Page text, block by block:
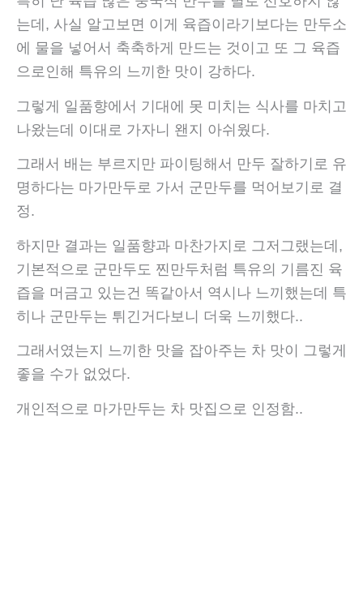
는데, 사실 알고보면 이게 육즙이라기보다는 만두소
에 물을 넣어서 축축하게 만드는 것이고 또 그 육즙
으로인해 특유의 느끼한 맛이 강하다.
그렇게 일품향에서 기대에 못 미치는 식사를 마치고
나왔는데 이대로 가자니 왠지 아쉬웠다.
그래서 배는 부르지만 파이팅해서 만두 잘하기로 유
명하다는 마가만두로 가서 군만두를 먹어보기로 결
정.
하지만 결과는 일품향과 마찬가지로 그저그랬는데,
기본적으로 군만두도 찐만두처럼 특유의 기름진 육
즙을 머금고 있는건 똑같아서 역시나 느끼했는데 특
히나 군만두는 튀긴거다보니 더욱 느끼했다..
그래서였는지 느끼한 맛을 잡아주는 차 맛이 그렇게
좋을 수가 없었다.
개인적으로 마가만두는 차 맛집으로 인정함..